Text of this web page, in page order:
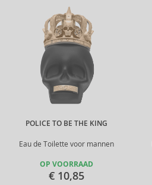
POLICE TO BE THE KING
Eau de Toilette voor mannen
OP VOORRAAD
€ 10,85